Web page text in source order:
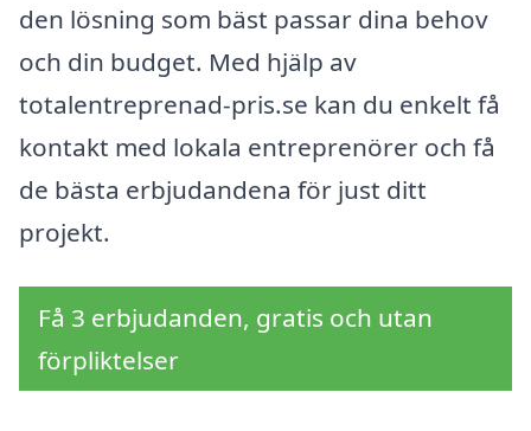
den lösning som bäst passar dina behov
och din budget. Med hjälp av
totalentreprenad-pris.se kan du enkelt få
kontakt med lokala entreprenörer och få
de bästa erbjudandena för just ditt
projekt.
Få 3 erbjudanden, gratis och utan
förpliktelser